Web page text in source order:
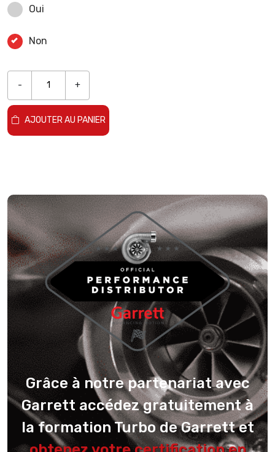
Oui
Non
- +
AJOUTER AU PANIER
Grâce à notre partenariat avec
Garrett accédez gratuitement à
la formation Turbo de Garrett et